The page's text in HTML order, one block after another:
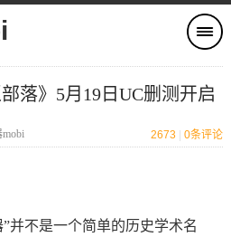
落》5月19日UC删测开启
2673 0条评论
不是一个简单的历史学术名